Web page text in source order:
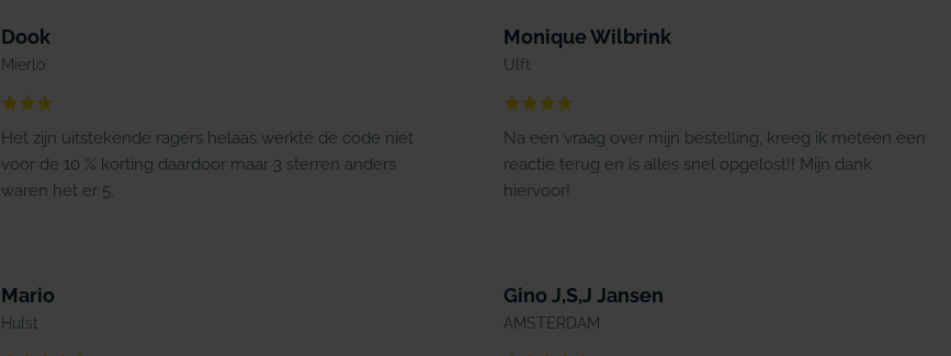
Dook
Mierlo
Het zijn uitstekende ragers helaas werkte de code niet
voor de 10 % korting daardoor maar 3 sterren anders
waren het er 5.
Monique Wilbrink
Ulft
Na een vraag over mijn bestelling, kreeg ik meteen een
reactie terug en is alles snel opgelost!! Mijn dank
hiervoor!
Mario
Hulst
Gino J,S,J Jansen
AMSTERDAM